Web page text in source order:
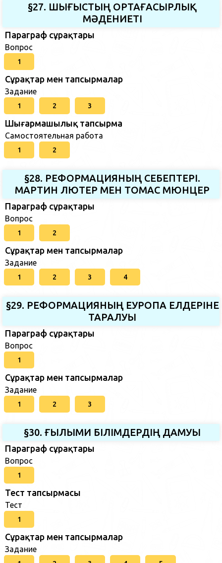
§27. ШЫҒЫСТЫҢ ОРТАҒАСЫРЛЫҚ
МӘДЕНИЕТІ
Параграф сұрақтары
Вопрос
1
Сұрақтар мен тапсырмалар
Задание
1 2 3
Шығармашылық тапсырма
Самостоятельная работа
1 2
§28. РЕФОРМАЦИЯНЫҢ СЕБЕПТЕРІ.
МАРТИН ЛЮТЕР МЕН ТОМАС МЮНЦЕР
Параграф сұрақтары
Вопрос
1 2
Сұрақтар мен тапсырмалар
Задание
1 2 3 4
§29. РЕФОРМАЦИЯНЫҢ ЕУРОПА ЕЛДЕРІНЕ
ТАРАЛУЫ
Параграф сұрақтары
Вопрос
1
Сұрақтар мен тапсырмалар
Задание
1 2 3
§30. ҒЫЛЫМИ БІЛІМДЕРДІҢ ДАМУЫ
Параграф сұрақтары
Вопрос
1
Тест тапсырмасы
Тест
1
Сұрақтар мен тапсырмалар
Задание